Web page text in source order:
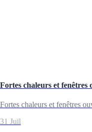
Fortes chaleurs et
Fortes chaleurs et fenêtres
31 Juil